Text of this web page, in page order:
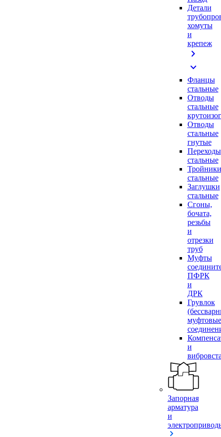
Детали
хомуты
и
крепеж
chevron_right
expand_more
Фланцы
стальные
Отводы
стальные
Отводы
стальные
гнутые
Переходы
стальные
Тройники
стальные
Заглушки
стальные
Сгоны,
бочата,
резьбы
и
отрезки
труб
Муфты
ПФРК
и
ДРК
Грувлок
муфтовые
и
Запорная
арматура
и